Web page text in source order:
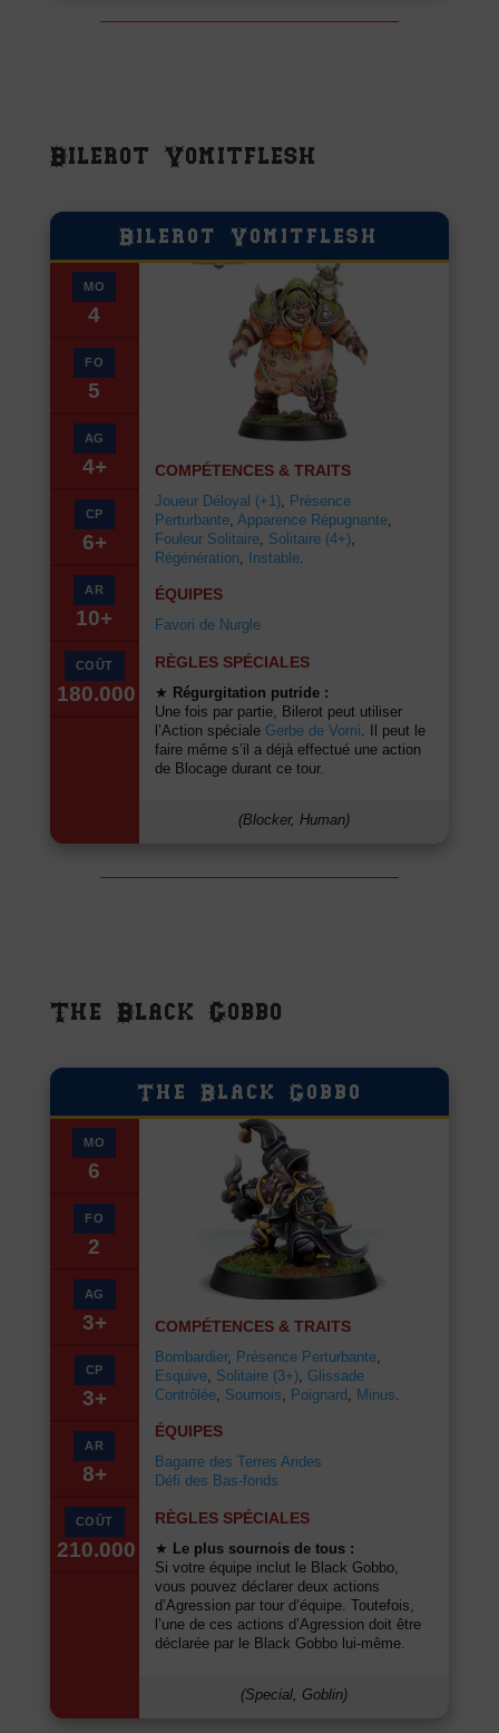
Bilerot Vomitflesh
Bilerot Vomitflesh
MO
4
FO
5
AG
4+
CP
6+
AR
10+
COÛT
180.000
COMPÉTENCES & TRAITS
Joueur Déloyal (+1), Présence
Perturbante, Apparence Répugnante,
Fouleur Solitaire, Solitaire (4+),
Régénération, Instable.
ÉQUIPES
Favori de Nurgle
RÈGLES SPÉCIALES
★ Régurgitation putride :
Une fois par partie, Bilerot peut utiliser
l’Action spéciale Gerbe de Vomi. Il peut le
faire même s’il a déjà effectué une action
de Blocage durant ce tour.
(Blocker, Human)
The Black Gobbo
The Black Gobbo
MO
6
FO
2
AG
3+
CP
3+
AR
8+
COÛT
210.000
COMPÉTENCES & TRAITS
Bombardier, Présence Perturbante,
Esquive, Solitaire (3+), Glissade
Contrôlée, Sournois Poignard Minus
ÉQUIPES
Bagarre des Terres Arides
Défi des Bas-fonds
RÈGLES SPÉCIALES
★ Le plus sournois de tous :
Si votre équipe inclut le Black Gobbo,
vous pouvez déclarer deux actions
d’Agression par tour d’équipe. Toutefois,
l’une de ces actions d’Agression doit être
déclarée par le Black Gobbo lui-même.
(Special, Goblin)